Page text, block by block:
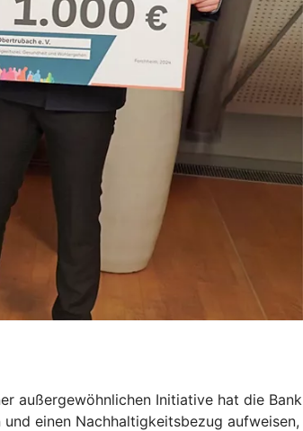
außergewöhnlichen Initiative hat die Bank
einen Nachhaltigkeitsbezug aufweisen,